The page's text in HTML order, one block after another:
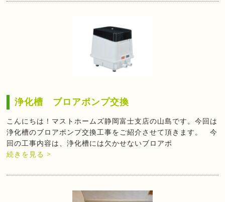
浄化槽 ブロアポンプ交換
こんにちは！マストホームズ静岡富士支店の山島です。今回は
浄化槽のブロアポンプ交換工事をご紹介させて頂きます。 今
回の工事内容は、浄化槽には欠かせないブロアポ
続きを見る >